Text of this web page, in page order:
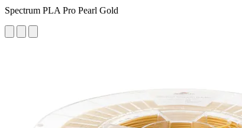
Spectrum PLA Pro Pearl Gold